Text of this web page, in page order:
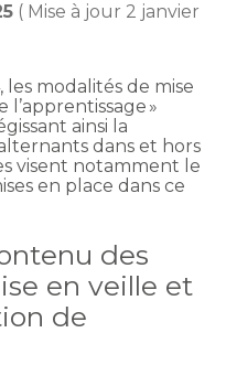
( Mise à jour 2 janvier
modalités de mise
»
ainsi la
dans et hors
visent notamment le
en place dans ce
des
en veille et
de